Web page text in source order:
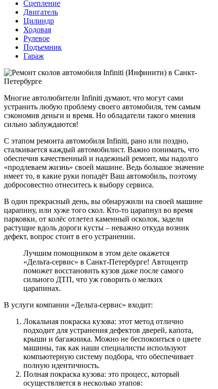
Сцепление
Двигатель
Цилиндр
Ходовая
Рулевое
Подъемник
Гараж
Многие автолюбители Infiniti думают, что могут сами
устранить любую проблему своего автомобиля, тем самым
сэкономив деньги и время. Но обладатели такого мнения
сильно заблуждаются!
С этапом ремонта автомобиля Infiniti, рано или поздно,
сталкивается каждый автомобилист. Важно понимать, что
обеспечив качественный и надежный ремонт, мы надолго
«продлеваем жизнь» своей машине. Ведь большое значение
имеет то, в какие руки попадёт Ваш автомобиль, поэтому
добросовестно отнеситесь к выбору сервиса.
В один прекрасный день, вы обнаружили на своей машине
царапину, или хуже того скол. Кто-то царапнул во время
парковки, от колёс отлетел каменный осколок, задели
растущие вдоль дороги кусты – неважно откуда возник
дефект, вопрос стоит в его устранении.
Лучшим помощником в этом деле окажется
«Дельта-сервис» в Санкт-Петербурге! Автоцентр
поможет восстановить кузов даже после самого
сильного ДТП, что уж говорить о мелких
царапинах.
В услуги компании «Дельта-сервис» входит:
Локальная покраска кузова: этот метод отлично
подходит для устранения дефектов дверей, капота,
крыши и багажника. Можно не беспокоиться о цвете
машины, так как наши специалисты используют
компьютерную систему подбора, что обеспечивает
полную идентичность.
Полная покраска кузова: это процесс, который
осуществляется в несколько этапов: